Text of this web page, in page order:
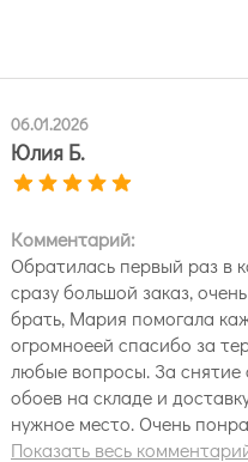
06.01.2026
Юлия Б.
Комментарий:
Обратилась первый раз в
сразу большой заказ,
брать, Мария помогала
огромноеей спасибо за
любые вопросы. За снятие
обоев на складе и
нужное место. Очень
сотрудничество. Теперь
Показать весь